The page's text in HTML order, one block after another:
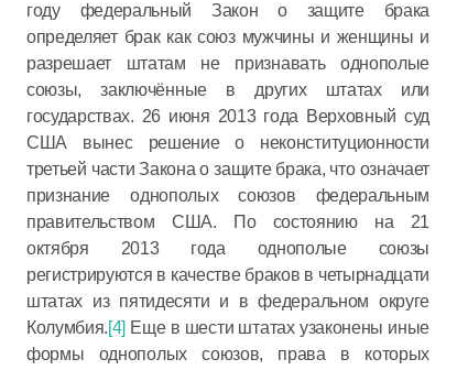
году федеральный Закон о защите брака
определяет брак как союз мужчины и женщины и
разрешает штатам не признавать однополые
союзы, заключённые в других штатах или
государствах. 26 июня 2013 года Верховный суд
США вынес решение о неконституционности
третьей части Закона о защите брака, что означает
признание однополых союзов федеральным
правительством США. По состоянию на 21
октября 2013 года однополые союзы
регистрируются в качестве браков в четырнадцати
штатах из пятидесяти и в федеральном округе
Колумбия.[4] Еще в шести штатах узаконены иные
формы однополых союзов, права в которых